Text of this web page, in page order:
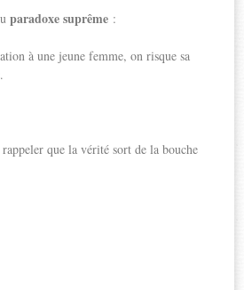
paradoxe suprême :
à une jeune femme, on risque sa
que la vérité sort de la bouche